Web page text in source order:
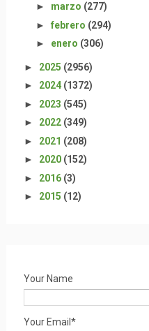
► marzo (277)
► febrero (294)
► enero (306)
► 2025 (2956)
► 2024 (1372)
► 2023 (545)
► 2022 (349)
► 2021 (208)
► 2020 (152)
► 2016 (3)
► 2015 (12)
Your Name
Your Email*